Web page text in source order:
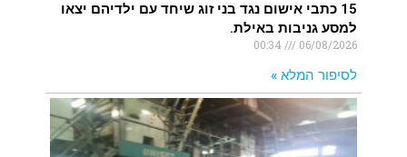
15 כתבי אישום נגד בני זוג שיחד עם ילדיהם יצאו
למסע גניבות באילת.
06/08/2026
לסיפור המלא »